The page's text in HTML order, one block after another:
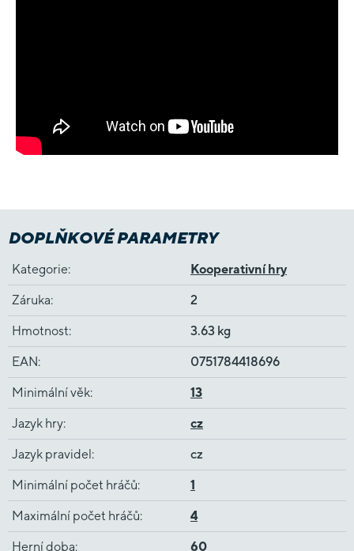
DOPLŇKOVÉ PARAMETRY
Kategorie: Kooperativní hry
Záruka: 2
Hmotnost: 3.63 kg
EAN: 0751784418696
Minimální věk: 13
Jazyk hry: cz
Jazyk pravidel : cz
Minimální počet hráčů: 1
Maximální počet hráčů: 4
Herní doba: 60